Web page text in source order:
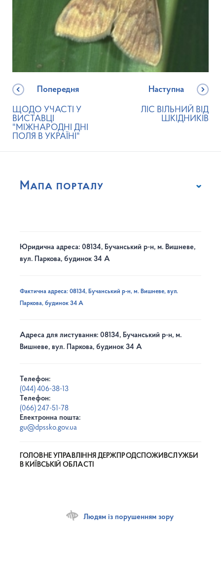
Попередня
ЩОДО УЧАСТІ У
ВИСТАВЦІ
"МІЖНАРОДНІ ДНІ
ПОЛЯ В УКРАЇНІ"
Наступна
ЛІС ВІЛЬНИЙ ВІД
ШКІДНИКІВ
Мапа порталу
Юридична адреса: 08134, Бучанський р-н, м. Вишневе,
вул. Паркова, будинок 34 А
Фактична адреса: 08134, Бучанський р-н, м. Вишневе, вул.
Паркова, будинок 34 А
Адреса для листування: 08134, Бучанський р-н, м.
Вишневе, вул. Паркова, будинок 34 А
Телефон:
(044) 406-38-13
Телефон:
(066) 247-51-78
Електронна пошта:
gu@dpssko.gov.ua
ГОЛОВНЕ УПРАВЛІННЯ ДЕРЖПРОДСПОЖИВСЛУЖБИ
В КИЇВСЬКІЙ ОБЛАСТІ
Людям із порушенням зору